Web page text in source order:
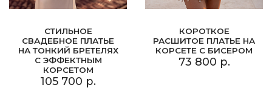
СТИЛЬНОЕ
СВАДЕБНОЕ ПЛАТЬЕ
НА ТОНКИЙ БРЕТЕЛЯХ
С ЭФФЕКТНЫМ
КОРСЕТОМ
105 700 р.
КОРОТКОЕ
РАСШИТОЕ ПЛАТЬЕ НА
КОРСЕТЕ С БИСЕРОМ
73 800 р.